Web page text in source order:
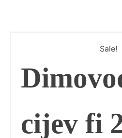
Sale!
cijev fi